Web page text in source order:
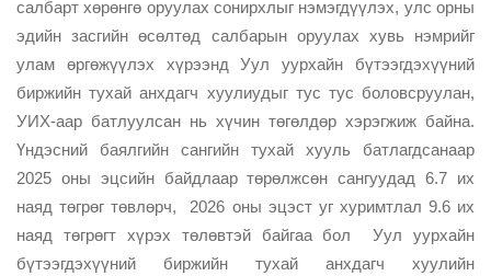
салбарт хөрөнгө оруулах сонирхлыг нэмэгдүүлэх, улс орны
эдийн засгийн өсөлтөд салбарын оруулах хувь нэмрийг
улам өргөжүүлэх хүрээнд Уул уурхайн бүтээгдэхүүний
биржийн тухай анхдагч хуулиудыг тус тус боловсруулан,
УИХ-аар батлуулсан нь хүчин төгөлдөр хэрэгжиж байна.
Үндэсний баялгийн сангийн тухай хууль батлагдсанаар
2025 оны эцсийн байдлаар төрөлжсөн сангуудад 6.7 их
наяд төгрөг төвлөрч, 2026 оны эцэст уг хуримтлал 9.6 их
наяд төгрөгт хүрэх төлөвтэй байгаа бол Уул уурхайн
бүтээгдэхүүний биржийн тухай анхдагч хуулийн